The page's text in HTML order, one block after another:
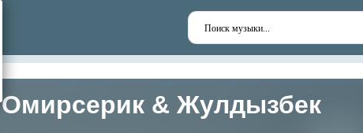
Омирсерик & Жулдызбек